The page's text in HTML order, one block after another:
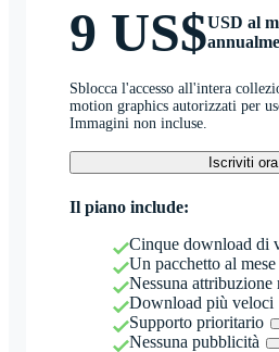
9 US$USD al
Sblocca l'accesso all'intera
motion graphics autorizzati per
Immagini non incluse.
Iscriviti ora
Il piano include:
Cinque download di
Un pacchetto al mese
Nessuna attribuzione
Download più veloci
Supporto prioritario
Nessuna pubblicità